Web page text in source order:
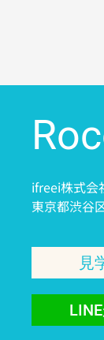
ifreei株式会
東京都渋谷
見